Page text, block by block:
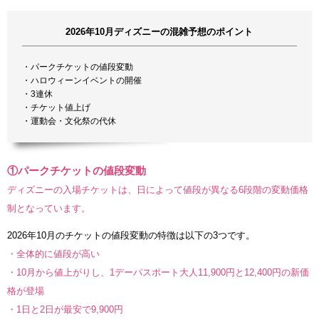
2026年10月ディズニーの混雑予想のポイント
・パークチケットの値段変動
・ハロウィーンイベントの開催
・3連休
・チケット値上げ
・運動会・文化祭の代休
①パークチケットの値段変動
ディズニーの入場チケットは、日によって値段が異なる6段階の変動価格
制となっています。
2026年10月のチケットの値段変動の特徴は以下の3つです。
・全体的に値段が高い
・10月から値上がりし、1デーパスポート大人11,900円と12,400円の新価
格が登場
・1日と2日が最安で9,900円